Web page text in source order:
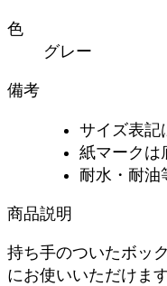
色
グレー
備考
サイズ表記
紙マークは
耐水・耐油
商品説明
持ち手のついたボッ
にお使いいただけま